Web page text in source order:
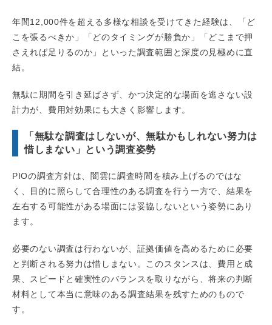
年間12,000件を超える多様な相談を受けてきた経験は、「ど
こを張るべきか」「どのタイミングが勝負か」「どこまで押
さえれば足りるのか」といった調査範囲と深度の見極めに直
結。
無駄に期間を引き延ばさず、かつ決定的な場面を逃さない設
計力が、費用対効果にも大きく影響します。
「無駄な調査はしないが、無駄かもしれない努力は
惜しまない」という調査姿勢
PIOの調査方針は、闇雲に調査時間を積み上げるのではな
く、目的に照らして合理性のある調査を行う一方で、結果を
左右する可能性がある場面には妥協しないという姿勢にあり
ます。
必要のない調査は行わないが、証拠価値を高めるために必要
と判断される努力は惜しまない。このスタンスは、費用と成
果、スピードと確実性のバランスを取りながら、将来の判断
材料として本当に意味のある調査結果を残すためのもので
す。